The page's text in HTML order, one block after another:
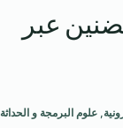
عبر
, علوم البرمجة و الحداثة